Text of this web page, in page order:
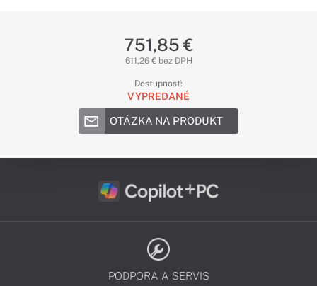
751,85 €
611,26 € bez DPH
Dostupnosť:
VYPREDANÉ
OTÁZKA NA PRODUKT
PODPORA A SERVIS